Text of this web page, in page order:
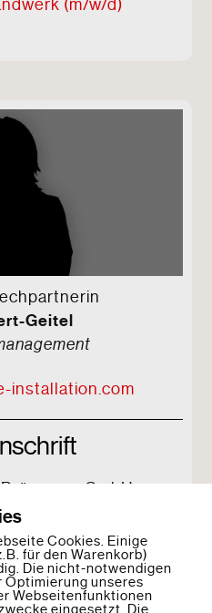
(m/w/d)
Geitel
installation.com
GmbH
6
Cookies. Einige
für den Warenkorb)
Die nicht-notwendigen
Optimierung unseres
Webseitenfunktionen
eingesetzt. Die